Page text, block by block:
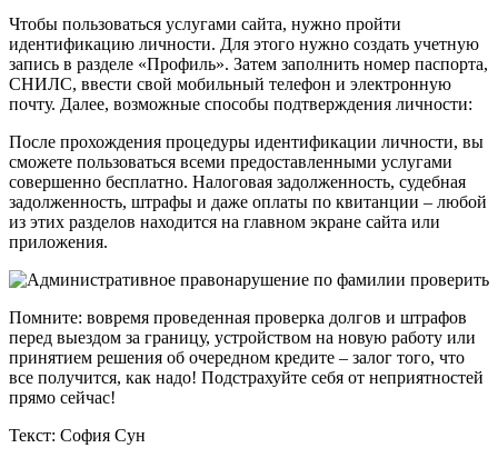
Чтобы пользоваться услугами сайта, нужно пройти
идентификацию личности. Для этого нужно создать учетную
запись в разделе «Профиль». Затем заполнить номер паспорта,
СНИЛС, ввести свой мобильный телефон и электронную
почту. Далее, возможные способы подтверждения личности:
После прохождения процедуры идентификации личности, вы
сможете пользоваться всеми предоставленными услугами
совершенно бесплатно. Налоговая задолженность, судебная
задолженность, штрафы и даже оплаты по квитанции – любой
из этих разделов находится на главном экране сайта или
приложения.
Помните: вовремя проведенная проверка долгов и штрафов
перед выездом за границу, устройством на новую работу или
принятием решения об очередном кредите – залог того, что
все получится, как надо! Подстрахуйте себя от неприятностей
прямо сейчас!
Текст: София Сун